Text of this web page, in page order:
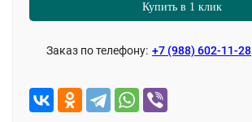
Купить в 1 клик
Заказ по телефону: +7 (988) 602-11-28